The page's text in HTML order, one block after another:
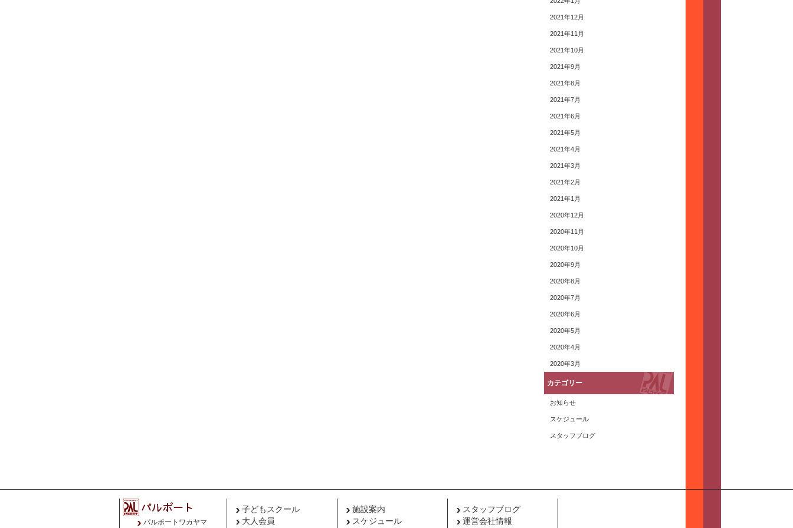
2021年12月
2021年11月
2021年10月
2021年9月
2021年8月
2021年7月
2021年6月
2021年5月
2021年4月
2021年3月
2021年2月
2021年1月
2020年12月
2020年11月
2020年10月
2020年9月
2020年8月
2020年7月
2020年6月
2020年5月
2020年4月
2020年3月
カテゴリー
お知らせ
スケジュール
スタッフブログ
パルポートワカヤマ
子どもスクール
大人会員
施設案内
スケジュール
スタッフブログ
運営会社情報